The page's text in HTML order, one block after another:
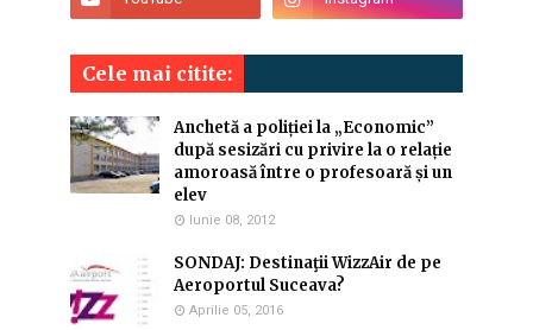
Cele mai citite:
Anchetă a poliției la „Economic”
după sesizări cu privire la o relație
amoroasă între o profesoară și un
elev
Iunie 08, 2012
SONDAJ: Destinaţii WizzAir de pe
Aeroportul Suceava?
Aprilie 05, 2016